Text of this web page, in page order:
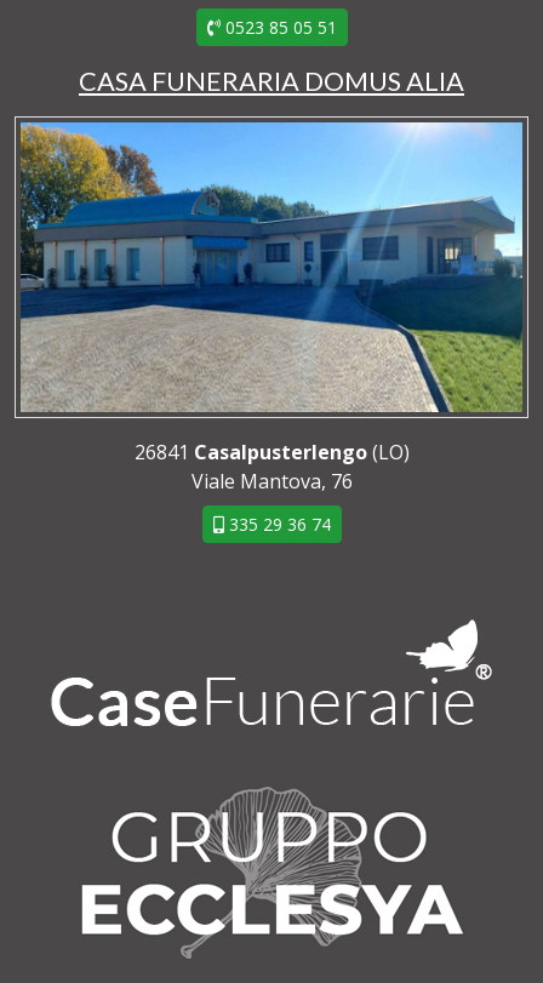
0523 85 05 51
CASA FUNERARIA DOMUS ALIA
26841 Casalpusterlengo(LO)
Viale Mantova, 76
335 29 36 74